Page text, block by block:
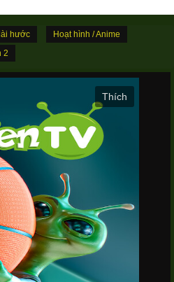
hước
Hoạt hình / Anime
2